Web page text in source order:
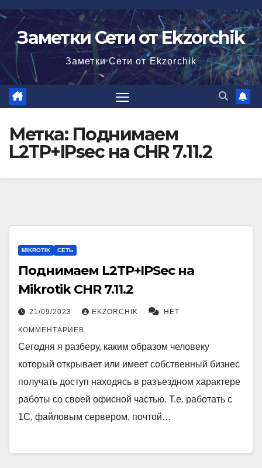
Перейти
содержимому
Заметки Сети от Ekzorchik
Заметки Сети от Ekzorchik
Метка: Поднимаем
L2TP+IPsec на CHR 7.11.2
MIKROTIK СЕТЬ
Поднимаем L2TP+IPSec на
Mikrotik CHR 7.11.2
21/09/2023 EKZORCHIK НЕТ
КОММЕНТАРИЕВ
Сегодня я разберу, каким образом человеку
который открывает или имеет собственный бизнес
получать доступ находясь в разъездном характере
работы со своей офисной частью. Т.е. работать с
1С, файловым сервером, почтой…